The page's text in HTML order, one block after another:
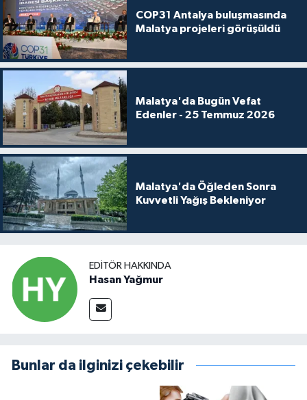
COP31 Antalya buluşmasında
Malatya projeleri görüşüldü
Malatya'da Bugün Vefat
Edenler - 25 Temmuz 2026
Malatya'da Öğleden Sonra
Kuvvetli Yağış Bekleniyor
EDITÖR HAKKINDA
Hasan Yağmur
Bunlar da ilginizi çekebilir